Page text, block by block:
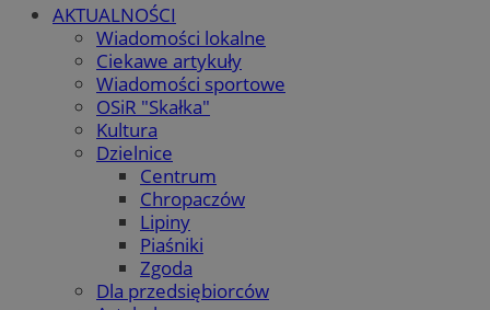
AKTUALNOŚCI
Wiadomości lokalne
Ciekawe artykuły
Wiadomości sportowe
OSiR "Skałka"
Kultura
Dzielnice
Centrum
Chropaczów
Lipiny
Piaśniki
Zgoda
Dla przedsiębiorców